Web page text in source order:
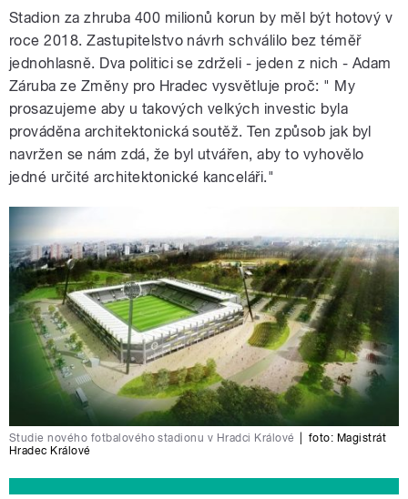
pause
Stadion za zhruba 400 milionů korun by měl být hotový v
roce 2018. Zastupitelstvo návrh schválilo bez téměř
jednohlasně. Dva politici se zdrželi - jeden z nich - Adam
Záruba ze Změny pro Hradec vysvětluje proč: " My
prosazujeme aby u takových velkých investic byla
prováděna architektonická soutěž. Ten způsob jak byl
navržen se nám zdá, že byl utvářen, aby to vyhovělo
jedné určité architektonické kanceláři."
Studie nového fotbalového stadionu v Hradci Králové foto: Magistrát
Hradec Králové